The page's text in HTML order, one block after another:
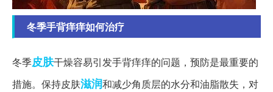
冬季手背痒痒如何治疗
冬季皮肤干燥容易引发手背痒痒的问题，预防是最重要的
措施。保持皮肤滋润和减少角质层的水分和油脂散失，对